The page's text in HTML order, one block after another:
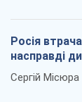
Росія
насправді
Сергій Місюра